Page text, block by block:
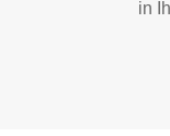
in